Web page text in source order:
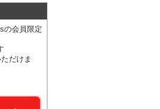
の会員限定
だけま